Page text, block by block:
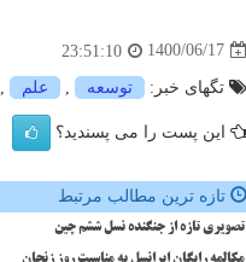
1400/06/17
23:51:10
تگهای خبر: توسعه علم
این پست را می پسندید؟
تازه ترین مطالب مرتبط
تصویری تازه از جنگنده نسل ششم چین